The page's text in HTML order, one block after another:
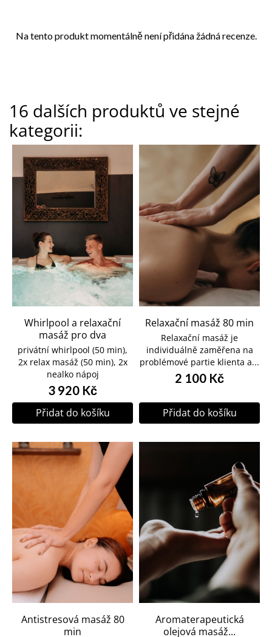
Na tento produkt momentálně není přidána žádná recenze.
16 dalších produktů ve stejné
kategorii:
Whirlpool a relaxační
masáž pro dva
privátní whirlpool (50 min),
2x relax masáž (50 min), 2x
nealko nápoj
3 920 Kč
Přidat do košíku
Relaxační masáž 80 min
Relaxační masáž je
individuálně zaměřena na
problémové partie klienta a...
2 100 Kč
Přidat do košíku
Antistresová masáž 80
min
Aromaterapeutická
olejová masáž...